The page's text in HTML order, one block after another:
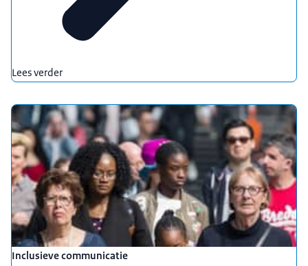
Lees verder
Inclusieve communicatie